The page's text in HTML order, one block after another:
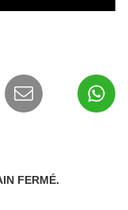
ÉLEVÉ : TERRAIN FERMÉ.